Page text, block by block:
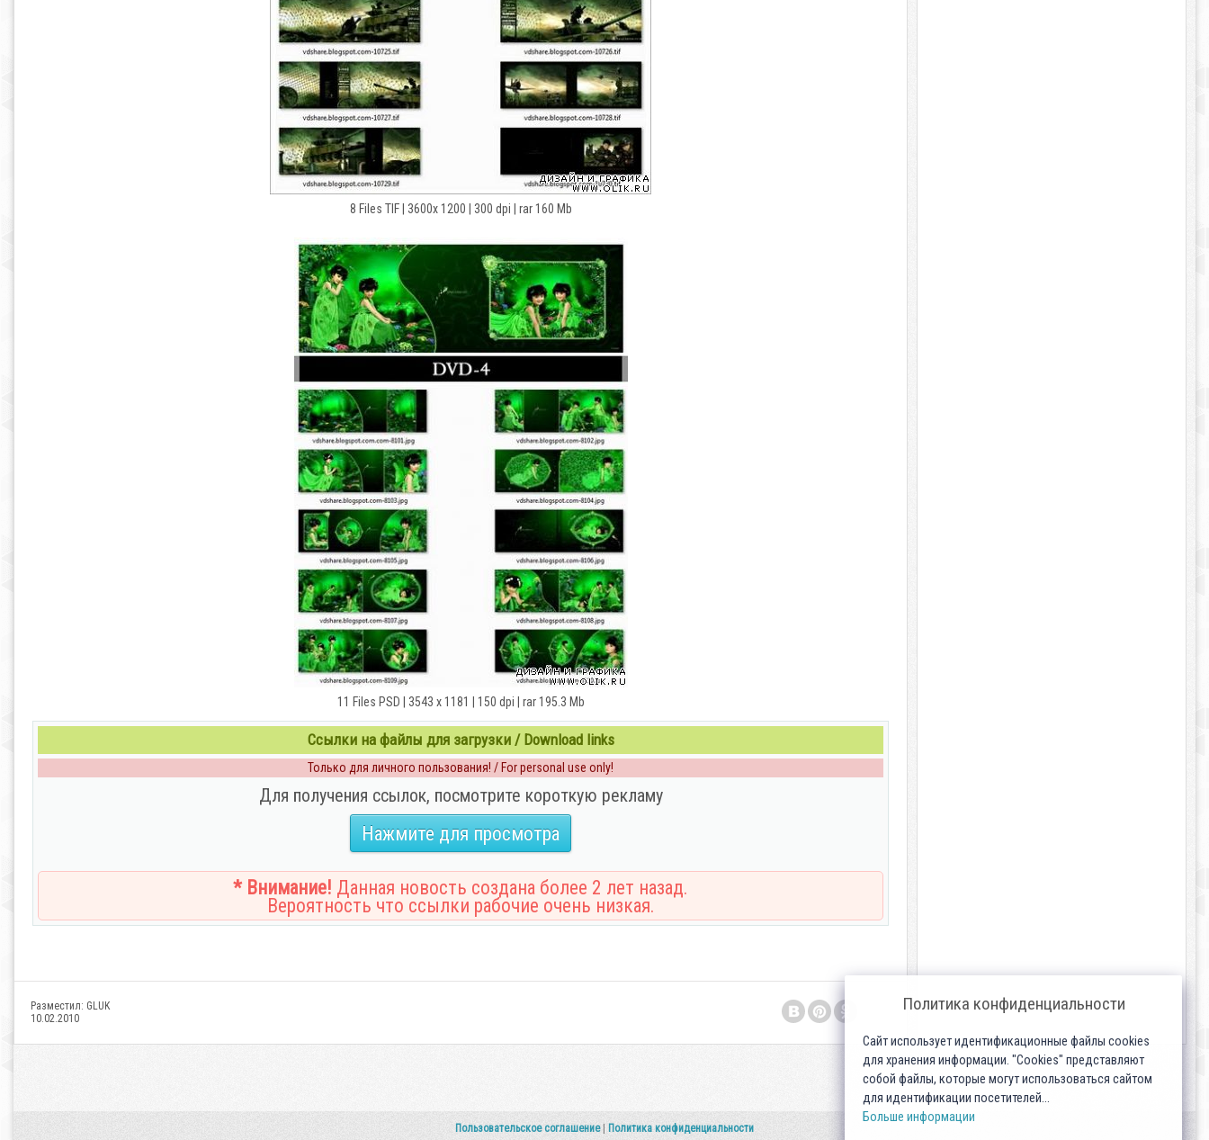
8 Files TIF | 3600x 1200 | 300 dpi | rar 160 Mb
11 Files PSD | 3543 x 1181 | 150 dpi | rar 195.3 Mb
Ссылки на файлы для загрузки / Download links
Только для личного пользования! / For personal use only!
Для получения ссылок, посмотрите короткую рекламу
Нажмите для просмотра
* Внимание! Данная новость создана более 2 лет назад.
Вероятность что ссылки рабочие очень низкая.
Разместил: GLUK
10.02.2010
Пользовательское соглашение Политика конфиденциальности
Политика конфиденциальности
Сайт использует идентификационные файлы cookies
для хранения информации. "Cookies" представляют
собой файлы, которые могут использоваться сайтом
для идентификации посетителей...
Больше информации